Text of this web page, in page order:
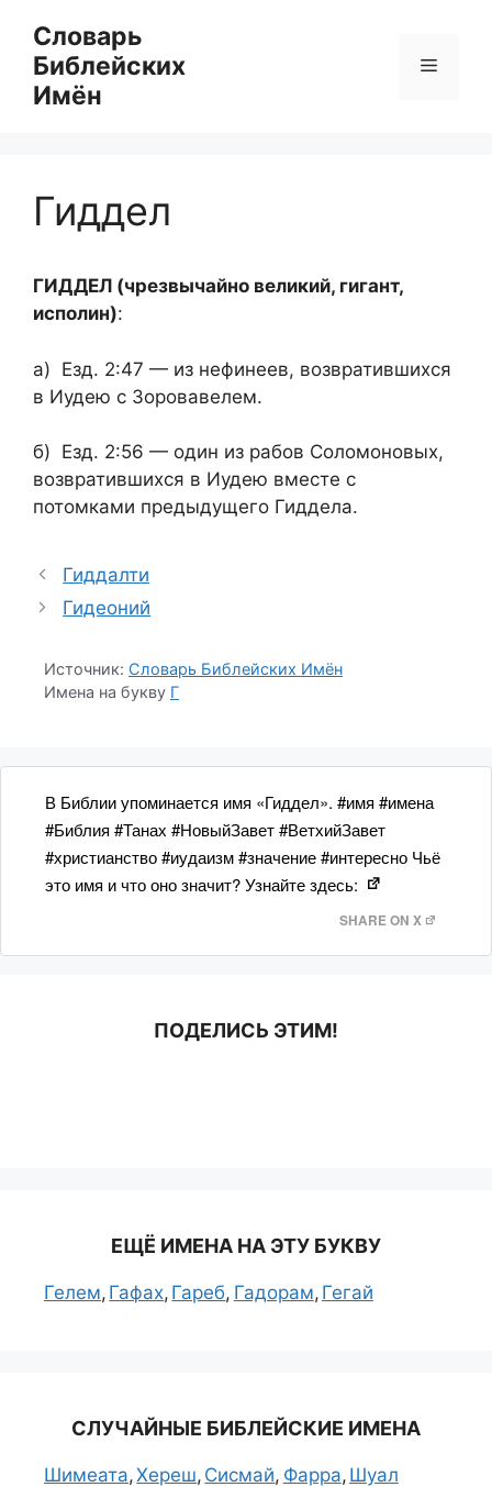
содержимому
Словарь
Библейских
Имён
Меню
Гиддел
ГИДДЕЛ (чрезвычайно великий, гигант,
исполин):
а) Езд. 2:47 — из нефинеев, возвратившихся
в Иудею с Зоровавелем.
б) Езд. 2:56 — один из рабов Соломоновых,
возвратившихся в Иудею вместе с
потомками предыдущего Гиддела.
Гиддалти
Гидеоний
Источник: Словарь Библейских Имён
Имена на букву Г
В Библии упоминается имя «Гиддел». #имя #имена
#Библия #Танах #НовыйЗавет #ВетхийЗавет
#христианство #иудаизм #значение #интересно Чьё
это имя и что оно значит? Узнайте здесь:
SHARE ON X
ПОДЕЛИСЬ ЭТИМ!
ЕЩЁ ИМЕНА НА ЭТУ БУКВУ
Гелем Гафах Гареб Гадорам Гегай
СЛУЧАЙНЫЕ БИБЛЕЙСКИЕ ИМЕНА
Шимеата Хереш Сисмай Фарра Шуал